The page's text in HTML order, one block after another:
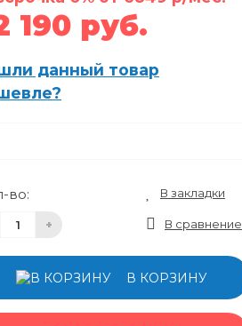
190 руб.
данный товар
во:
+
В закладки
В сравнение
В КОРЗИНУ